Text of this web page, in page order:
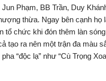
Phạm, BB Trần, Duy
thừa. Ngay bên cạnh họ
tổ chức khi đón thêm làn
tạo ra nên một trận đa màu
“độc lạ” như “Cù Trọng